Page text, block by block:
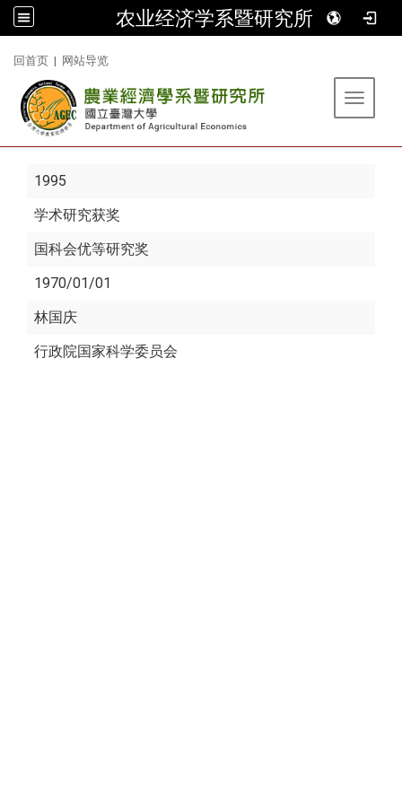
农业经济学系暨研究所
回首页 | 网站导览
Toggle
1995
学术研究获奖
国科会优等研究奖
1970/01/01
林国庆
行政院国家科学委员会